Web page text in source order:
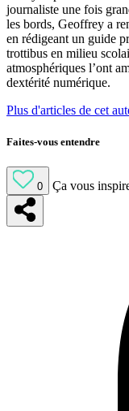
journaliste une fois
les bords, Geoffrey a
en rédigeant un guide
trottibus en milieu
atmosphériques l’ont
dextérité numérique.
Plus d'articles de cet
Faites-vous entendre
0 Ça vous